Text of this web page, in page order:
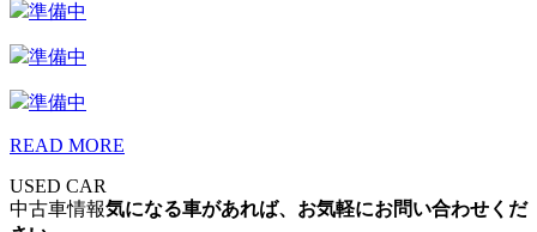
準備中
準備中
準備中
READ MORE
USED CAR
中古車情報気になる車があれば、お気軽にお問い合わせくだ